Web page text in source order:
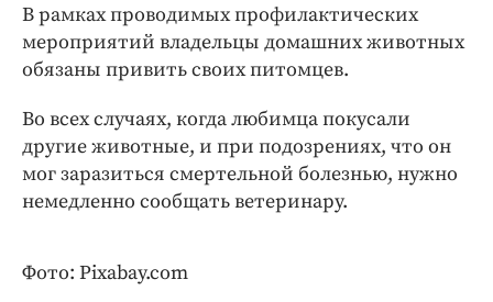
Медиаперсона
Интересное чтиво
Бренд года
Работодатель года
В рамках проводимых профилактических
мероприятий владельцы домашних животных
обязаны привить своих питомцев.
Во всех случаях, когда любимца покусали
другие животные, и при подозрениях, что он
мог заразиться смертельной болезнью, нужно
немедленно сообщать ветеринару.
Фото: Pixabay.com